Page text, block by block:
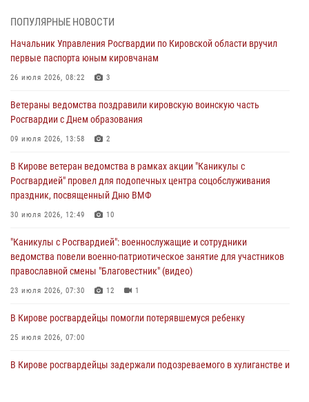
мировой войне 1914-1918 годов
В Кирове офицер Росгвардии стал победителем открытого
шахматного турнира
Директор Росгвардии Герой России генерал армии Виктор Золотов
поздравил специалистов подразделений тыла с профессиональным
01 августа 2026, 07:05
В Кирове росгвардейцы задержали в кафе и сауне подозреваемых
в хулиганстве
ПОПУЛЯРНЫЕ НОВОСТИ
Начальник Управления Росгвардии по Кировской области вручил
первые паспорта юным кировчанам
26 июля 2026, 08:22 3
Ветераны ведомства поздравили кировскую воинскую часть
Росгвардии с Днем образования
09 июля 2026, 13:58 2
В Кирове ветеран ведомства в рамках акции "Каникулы с
Росгвардией" провел для подопечных центра соцобслуживания
праздник, посвященный Дню ВМФ
30 июля 2026, 12:49 10
"Каникулы с Росгвардией": военнослужащие и сотрудники
ведомства повели военно-патриотическое занятие для участников
православной смены "Благовестник" (видео)
23 июля 2026, 07:30 12 1
В Кирове росгвардейцы помогли потерявшемуся ребенку
25 июля 2026, 07:00
В Кирове росгвардейцы задержали подозреваемого в хулиганстве и